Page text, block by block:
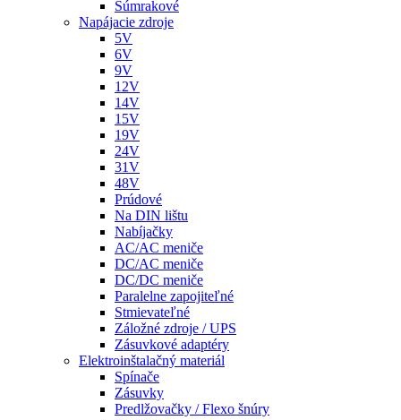
Súmrakové
Napájacie zdroje
5V
6V
9V
12V
14V
15V
19V
24V
31V
48V
Prúdové
Na DIN lištu
Nabíjačky
AC/AC meniče
DC/AC meniče
DC/DC meniče
Paralelne zapojiteľné
Stmievateľné
Záložné zdroje / UPS
Zásuvkové adaptéry
Elektroinštalačný materiál
Spínače
Zásuvky
Predlžovačky / Flexo šnúry